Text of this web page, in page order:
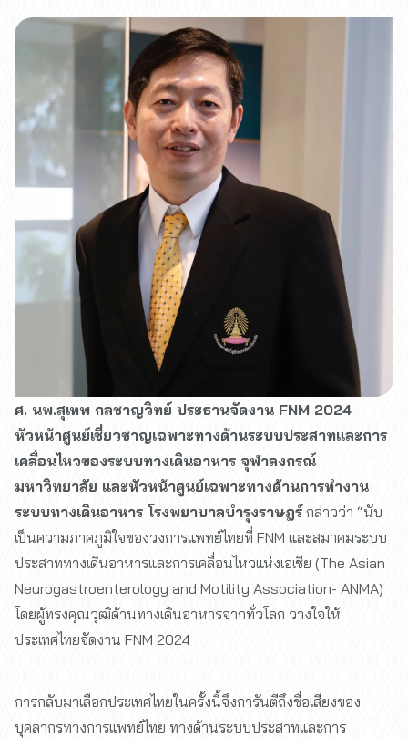
ศ. นพ.สุเทพ กลชาญวิทย์ ประธานจัดงาน FNM 2024
หัวหน้าศูนย์เชี่ยวชาญเฉพาะทางด้านระบบประสาทและการ
เคลื่อนไหวของระบบทางเดินอาหาร จุฬาลงกรณ์
มหาวิทยาลัย และหัวหน้าศูนย์เฉพาะทางด้านการทำงาน
ระบบทางเดินอาหาร โรงพยาบาลบำรุงราษฎร์กล่าวว่า “นับ
เป็นความภาคภูมิใจของวงการแพทย์ไทยที่ FNM และสมาคมระบบ
ประสาททางเดินอาหารและการเคลื่อนไหวแห่งเอเชีย (The Asian
Neurogastroenterology and Motility Association- ANMA)
โดยผู้ทรงคุณวุฒิด้านทางเดินอาหารจากทั่วโลก วางใจให้
ประเทศไทยจัดงาน FNM 2024
การกลับมาเลือกประเทศไทยในครั้งนี้จึงการันตีถึงชื่อเสียงของ
บุคลากรทางการแพทย์ไทย ทางด้านระบบประสาทและการ